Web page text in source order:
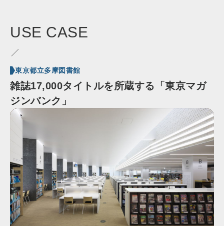
USE CASE
東京都立多摩図書館
雑誌17,000タイトルを所蔵する「東京マガ
ジンバンク」